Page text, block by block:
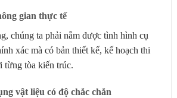
gian thực tế
chúng ta phải nắm được tình hình cụ
xác mà có bản thiết kế, kế hoạch thi
từng tòa kiến trúc.
vật liệu có độ chắc chắn